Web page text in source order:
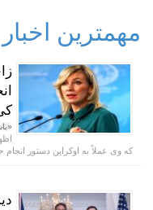
مهمترین
که وی عملاً به اوکراین دستور انجام